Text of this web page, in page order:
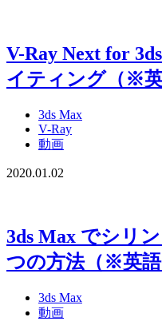
V-Ray Next for
イティング（※英
3ds Max
V-Ray
動画
2020.01.02
3ds Max でシリ
つの方法（※英語
3ds Max
動画